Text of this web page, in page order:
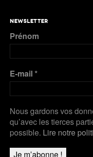
Plus de Audios
NEWSLETTER
Prénom
E-mail*
Nous gardons vos
qu’avec les tierces
possible. Lire notre